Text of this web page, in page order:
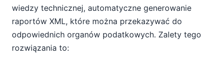
wiedzy technicznej, automatyczne generowanie
raportów XML, które można przekazywać do
odpowiednich organów podatkowych. Zalety tego
rozwiązania to: